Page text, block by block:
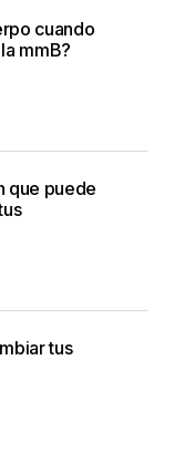
cuando
mmB?
que puede
tus